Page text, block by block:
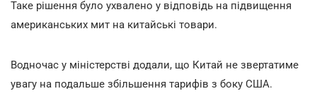
Таке рішення було ухвалено у відповідь на підвищення
американських мит на китайські товари.
Водночас у міністерстві додали, що Китай не звертатиме
увагу на подальше збільшення тарифів з боку США.